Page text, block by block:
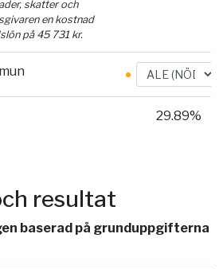
skatter och
en kostnad
på 45 731 kr.
29.89%
resultat
baserad på grunduppgifterna